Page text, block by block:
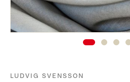
LUDVIG SVENSSON